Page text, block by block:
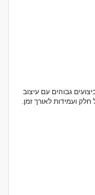
ביצועים גבוהים עם עיצוב
חלק ועמידות לאורך זמן.